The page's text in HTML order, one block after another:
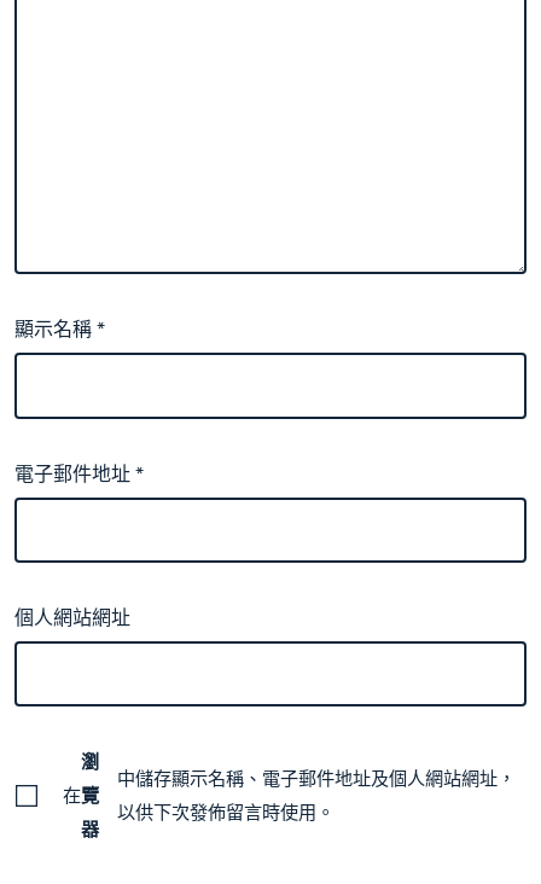
顯示名稱*
電子郵件地址*
個人網站網址
在
瀏
覽
器
中儲存顯示名稱、電子郵件地址及個人網站網址，
以供下次發佈留言時使用。